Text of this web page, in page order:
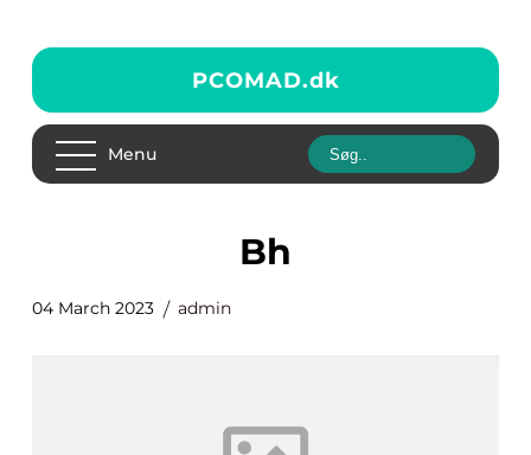
PCOMAD.dk
Menu
bh
04 March 2023 admin